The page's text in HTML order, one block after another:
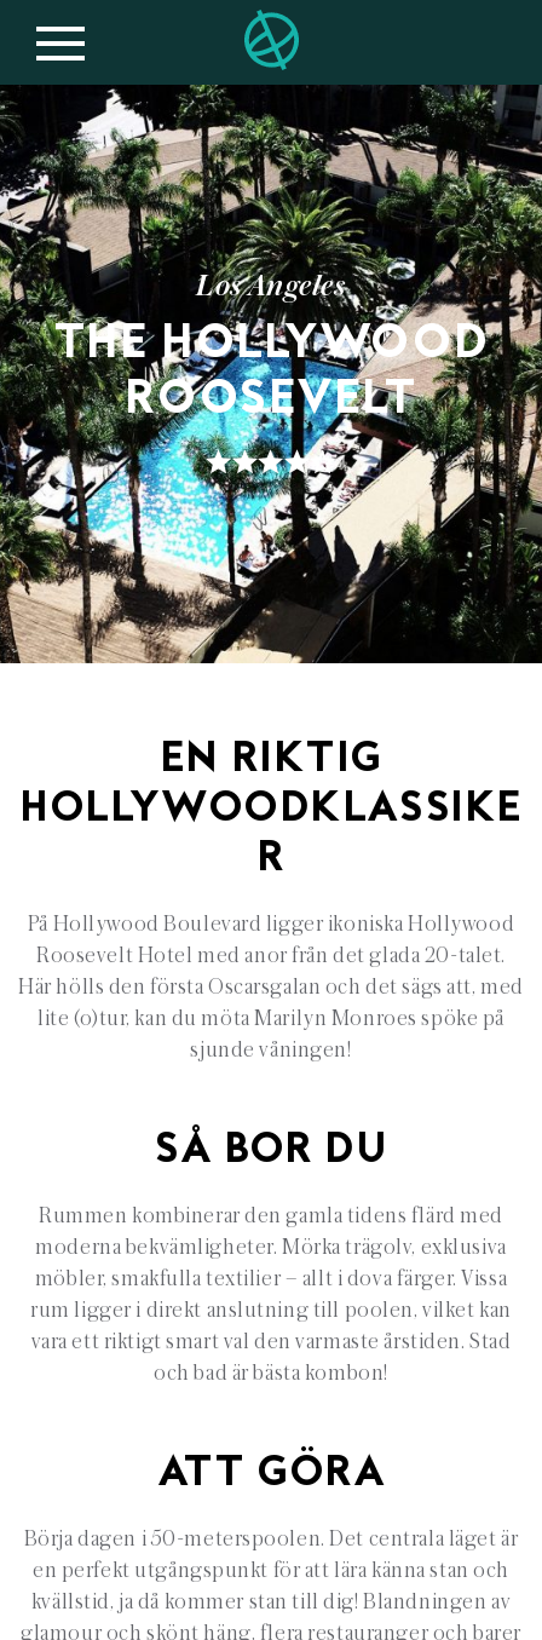
Los Angeles
THE HOLLYWOOD
ROOSEVELT
EN RIKTIG
HOLLYWOODKLASSIKE
R
På Hollywood Boulevard ligger ikoniska Hollywood
Roosevelt Hotel med anor från det glada 20-talet.
Här hölls den första Oscarsgalan och det sägs att, med
lite (o)tur, kan du möta Marilyn Monroes spöke på
sjunde våningen!
SÅ BOR DU
Rummen kombinerar den gamla tidens flärd med
moderna bekvämligheter. Mörka trägolv, exklusiva
möbler, smakfulla textilier – allt i dova färger. Vissa
rum ligger i direkt anslutning till poolen, vilket kan
vara ett riktigt smart val den varmaste årstiden. Stad
och bad är bästa kombon!
ATT GÖRA
Börja dagen i 50-meterspoolen. Det centrala läget är
en perfekt utgångspunkt för att lära känna stan och
kvällstid, ja då kommer stan till dig! Blandningen av
glamour och skönt häng, flera restauranger och barer